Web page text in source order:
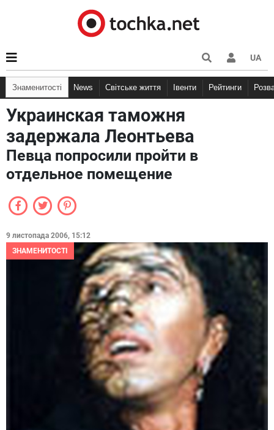
UA
Знаменитості News Світське життя Івенти Рейтинги
Украинская таможня
задержала Леонтьева
Певца попросили пройти в
отдельное помещение
9 листопада 2006, 15:12
ЗНАМЕНИТОСТІ